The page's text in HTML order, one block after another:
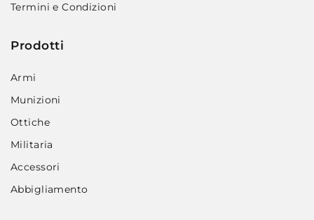
Termini e Condizioni
Prodotti
Armi
Munizioni
Ottiche
Militaria
Accessori
Abbigliamento